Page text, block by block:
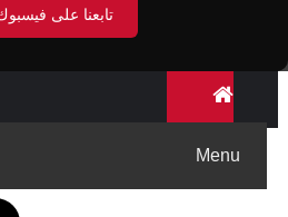
تابعنا على